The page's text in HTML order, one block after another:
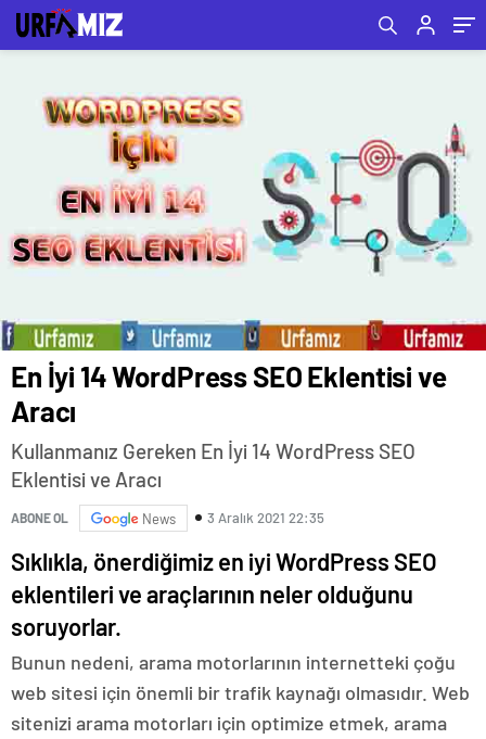
En İyi 14 WordPress SEO Eklentisi ve
Aracı
Kullanmanız Gereken En İyi 14 WordPress SEO
Eklentisi ve Aracı
ABONE OL News 3 Aralık 2021 22:35
Sıklıkla, önerdiğimiz en iyi WordPress SEO
eklentileri ve araçlarının neler olduğunu
soruyorlar.
Bunun nedeni, arama motorlarının internetteki çoğu
web sitesi için önemli bir trafik kaynağı olmasıdır. Web
sitenizi arama motorları için optimize etmek, arama